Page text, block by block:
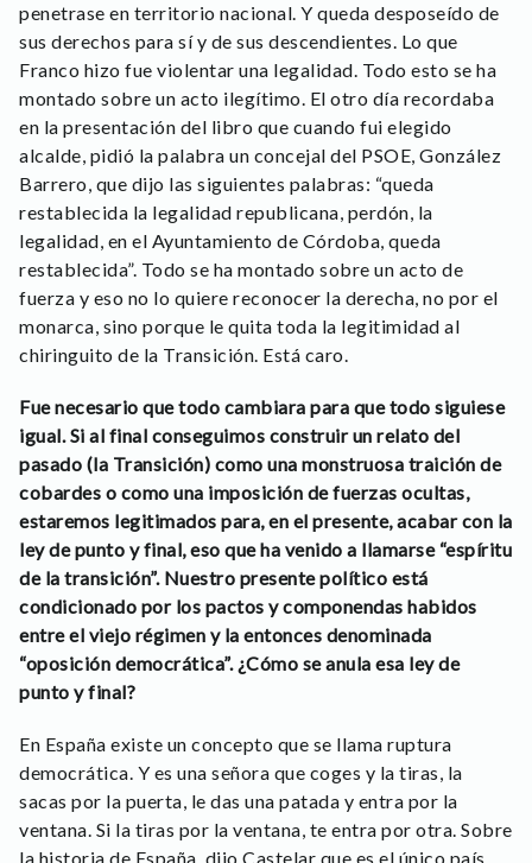
penetrase en territorio nacional. Y queda desposeído de
sus derechos para sí y de sus descendientes. Lo que
Franco hizo fue violentar una legalidad. Todo esto se ha
montado sobre un acto ilegítimo. El otro día recordaba
en la presentación del libro que cuando fui elegido
alcalde, pidió la palabra un concejal del PSOE, González
Barrero, que dijo las siguientes palabras: “queda
restablecida la legalidad republicana, perdón, la
legalidad, en el Ayuntamiento de Córdoba, queda
restablecida”. Todo se ha montado sobre un acto de
fuerza y eso no lo quiere reconocer la derecha, no por el
monarca, sino porque le quita toda la legitimidad al
chiringuito de la Transición. Está caro.
Fue necesario que todo cambiara para que todo siguiese
igual. Si al final conseguimos construir un relato del
pasado (la Transición) como una monstruosa traición de
cobardes o como una imposición de fuerzas ocultas,
estaremos legitimados para, en el presente, acabar con la
ley de punto y final, eso que ha venido a llamarse “espíritu
de la transición”. Nuestro presente político está
condicionado por los pactos y componendas habidos
entre el viejo régimen y la entonces denominada
“oposición democrática”. ¿Cómo se anula esa ley de
punto y final?
En España existe un concepto que se llama ruptura
democrática. Y es una señora que coges y la tiras, la
sacas por la puerta, le das una patada y entra por la
ventana. Si la tiras por la ventana, te entra por otra. Sobre
la historia de España, dijo Castelar que es el único país